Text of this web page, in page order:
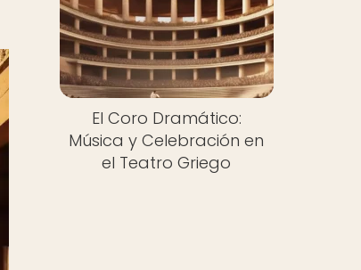
El Coro Dramático:
Música y Celebración en
el Teatro Griego